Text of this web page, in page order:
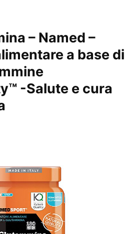
– Named –
a base di
-Salute e cura